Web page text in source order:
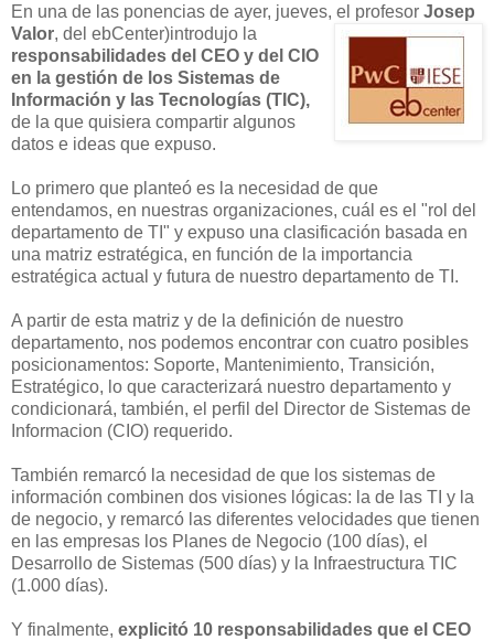
En una de las ponencias de ayer, jueves, el profesor Josep
Valor, del ebCenter)introdujo la
responsabilidades del CEO y del CIO
en la gestión de los Sistemas de
Información y las Tecnologías (TIC),
de la que quisiera compartir algunos
datos e ideas que expuso.
Lo primero que planteó es la necesidad de que
entendamos, en nuestras organizaciones, cuál es el "rol del
departamento de TI" y expuso una clasificación basada en
una matriz estratégica, en función de la importancia
estratégica actual y futura de nuestro departamento de TI.
A partir de esta matriz y de la definición de nuestro
departamento, nos podemos encontrar con cuatro posibles
posicionamentos: Soporte, Mantenimiento, Transición,
Estratégico, lo que caracterizará nuestro departamento y
condicionará, también, el perfil del Director de Sistemas de
Informacion (CIO) requerido.
También remarcó la necesidad de que los sistemas de
información combinen dos visiones lógicas: la de las TI y la
de negocio, y remarcó las diferentes velocidades que tienen
en las empresas los Planes de Negocio (100 días), el
Desarrollo de Sistemas (500 días) y la Infraestructura TIC
(1.000 días).
Y finalmente, explicitó 10 responsabilidades que el CEO